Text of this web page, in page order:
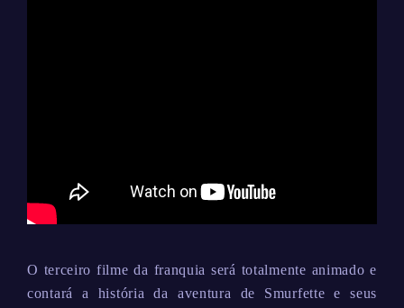
O terceiro filme da franquia será totalmente animado e
contará a história da aventura de Smurfette e seus